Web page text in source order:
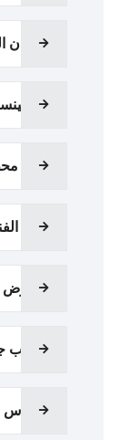
المدن
نقل
نقل
معرض
ملعب
كورَس